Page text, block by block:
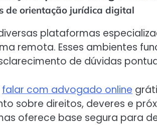
de orientação jurídica digital
plataformas
remota. Esses ambientes
de dúvidas
falar com advogado online
sobre direitos, deveres e
oferece base segura para